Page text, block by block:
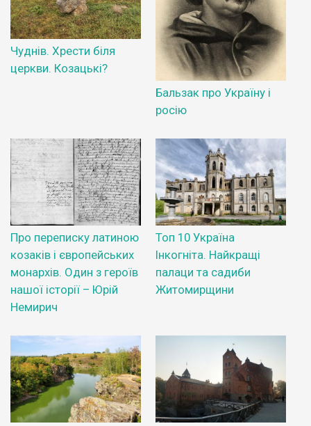
Чуднів. Хрести біля
церкви. Козацькі?
Бальзак про Україну і
росію
Про переписку латиною
козаків і європейських
монархів. Один з героїв
нашої історії – Юрій
Немирич
Топ 10 Україна
Інкогніта. Найкращі
палаци та садиби
Житомирщини